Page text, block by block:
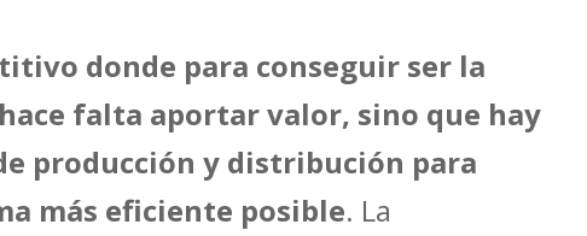
donde para conseguir ser la
falta aportar valor, sino que hay
producción y distribución para
más eficiente posible. La